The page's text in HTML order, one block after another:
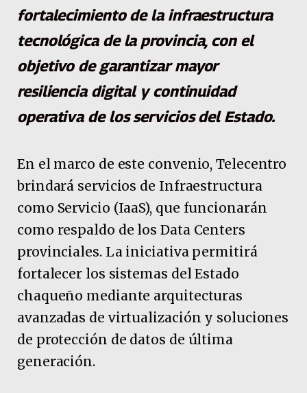
fortalecimiento de la infraestructura
tecnológica de la provincia, con el
objetivo de garantizar mayor
resiliencia digital y continuidad
operativa de los servicios del Estado.
En el marco de este convenio, Telecentro
brindará servicios de Infraestructura
como Servicio (IaaS), que funcionarán
como respaldo de los Data Centers
provinciales. La iniciativa permitirá
fortalecer los sistemas del Estado
chaqueño mediante arquitecturas
avanzadas de virtualización y soluciones
de protección de datos de última
generación.